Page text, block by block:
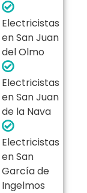
Electricistas
en San Juan
del Olmo
Electricistas
en San Juan
de la Nava
Electricistas
en San
García de
Ingelmos